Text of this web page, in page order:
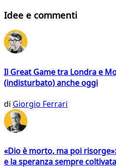
Idee e commenti
Il Great Game tra Londra e
(indisturbato) anche oggi
di Giorgio Ferrari
«Dio è morto, ma poi
e la speranza sempre coltivata